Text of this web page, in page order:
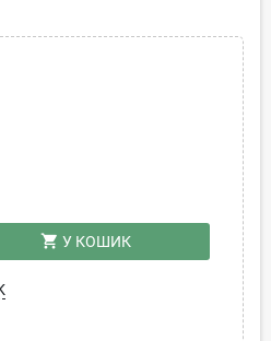
shopping_cart У КОШИК